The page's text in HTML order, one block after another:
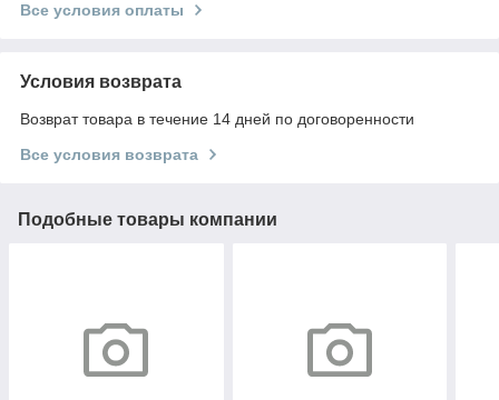
Все условия оплаты
Условия возврата
Возврат товара в течение 14 дней по договоренности
Все условия возврата
Подобные товары компании